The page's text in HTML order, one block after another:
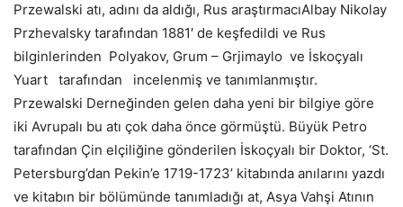
Przewalski atı, adını da aldığı, Rus araştırmacıAlbay Nikolay
Przhevalsky tarafından 1881′ de keşfedildi ve Rus
bilginlerinden Polyakov, Grum – Grjimaylo ve İskoçyalı
Yuart tarafından incelenmiş ve tanımlanmıştır.
Przewalski Derneğinden gelen daha yeni bir bilgiye göre
iki Avrupalı bu atı çok daha önce görmüştü. Büyük Petro
tarafından Çin elçiliğine gönderilen İskoçyalı bir Doktor, ‘St.
Petersburg’dan Pekin’e 1719-1723’ kitabında anılarını yazdı
ve kitabın bir bölümünde tanımladığı at, Asya Vahşi Atının